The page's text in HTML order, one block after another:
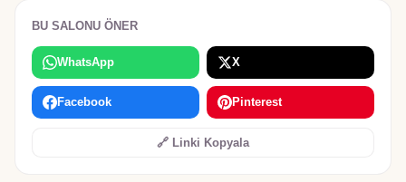
BU SALONU ÖNER
WhatsApp X
Facebook Pinterest
🔗 Linki Kopyala